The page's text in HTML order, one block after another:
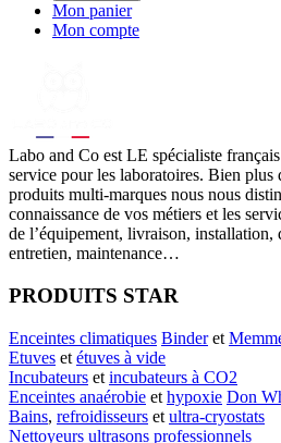
Mon panier
Mon compte
Labo and Co est LE spécialiste
service pour les laboratoires. Bien plus
produits multi-marques nous nous
connaissance de vos métiers et les
de l’équipement, livraison,
entretien, maintenance…
PRODUITS STAR
Enceintes climatiques Binderet
Etuves et étuves à vide
Incubateurs et incubateurs à CO2
Enceintes anaérobie et hypoxie Don
Bains, refroidisseurs et ultra-cryostats
Nettoyeurs ultrasons professionnels